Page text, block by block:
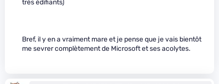
très édifiants)
Bref, il y en a vraiment mare et je pense que je vais bientôt
me sevrer complètement de Microsoft et ses acolytes.